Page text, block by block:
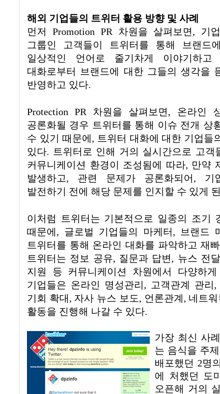
해외 기업들의 트위터 활용 방향 및 사례
먼저
Promotion PR 차원을 살펴보면, 기
그룹인 고객들이 트위터를 통해 브랜드
일상적인 언어로 줄기차게 이야기하
대화로부터 브랜드에 대한 그들의 생각을
반영하고 있다.
Protection PR 차원을 살펴보면, 온라인
공론화될 경우 트위터를 통해 이슈 전개 상
수 있기 때문에 , 트위터 대화에 대한 기업들
있다. 트위터로 인해 거의 실시간으로 고객
커뮤니케이션 환경이 조성됨에 따라, 만약
발생하고, 관련 문제가 공론화되어 , 기
발전하기 전에 해당 문제를 인지할 수 있게
이처럼 트위터는 기본적으로 일종의 조기
때문에 , 글로벌 기업들의 마케터 ,
브랜드
트위터를 통해 온라인 대화를 파악하고 재
트위터는 정보 공유, 질문과 답변, 뉴스 전달
지원 등 커뮤니케이션 차원에서 다양하
기업들은 온라인 명성관리 , 고객관계 관리
기회 확대 , 자사 뉴스 보도, 언론관계 , 네트
활동을 진행해 나갈 수 있다.
가장 최신 사
는 음식을 주
배포했던 2명
에 처했던 도
오픈해 거의